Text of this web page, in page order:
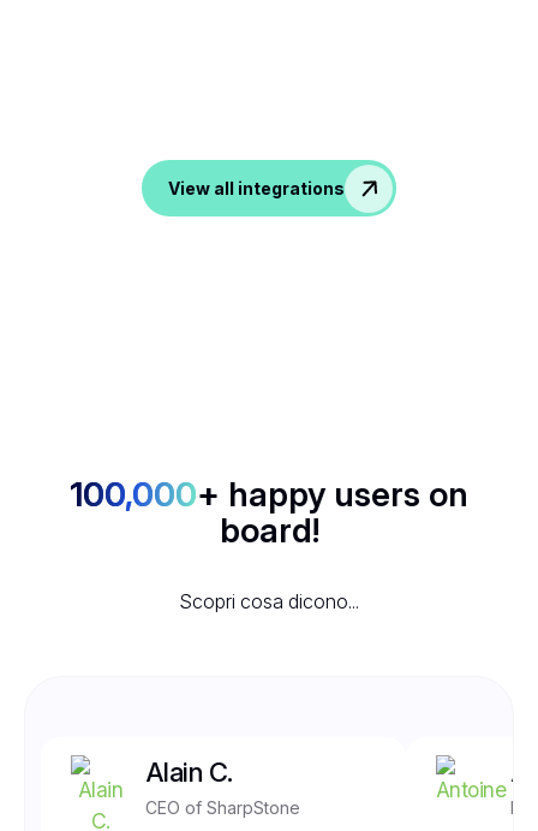
View all integrations
100,000+ happy users on
board!
Scopri cosa dicono...
Alain C.
CEO of SharpStone